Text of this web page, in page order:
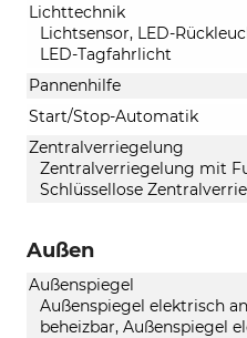
Lichttechnik
Lichtsensor, LED-
LED-Tagfahrlicht
Pannenhilfe
Start/Stop-Automatik
Zentralverriegelung
Zentralverriegelung mit
Schlüssellose
Außen
Außenspiegel
Außenspiegel elektrisch
beheizbar, Außenspiegel